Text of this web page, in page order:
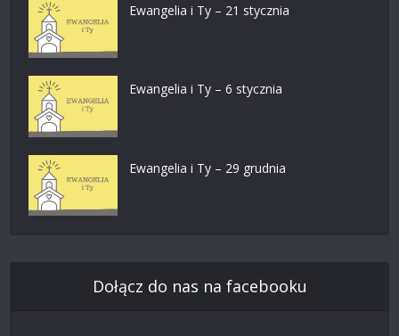
Ewangelia i Ty – 21 stycznia
Ewangelia i Ty – 6 stycznia
Ewangelia i Ty – 29 grudnia
Dołącz do nas na facebooku